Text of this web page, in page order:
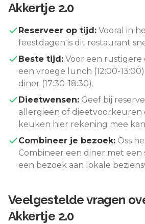
Akkertje 2.0
Reserveer op tijd: Vooral in
feestdagen is dit restaurant
Beste tijd: Voor een rustigere
een vroege lunch (12:00-
diner (17:30-18:30).
Dieetwensen: Geef bij
allergieën of dieetvoorkeuren
keuken hier rekening mee
Combineer je bezoek: Oss
Combineer een diner met
een bezoek aan lokale
Veelgestelde vragen
Akkertje 2.0